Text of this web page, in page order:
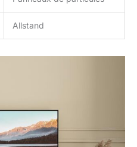
Allstand